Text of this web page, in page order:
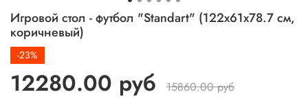
Игровой стол - футбол "Standart" (122x61x78.7 см,
коричневый)
-23%
12280.00 руб
15860.00 руб